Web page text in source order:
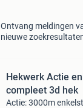
Ontvang meldingen
nieuwe
Hekwerk Actie
compleet 3d hek
Actie: 3000m